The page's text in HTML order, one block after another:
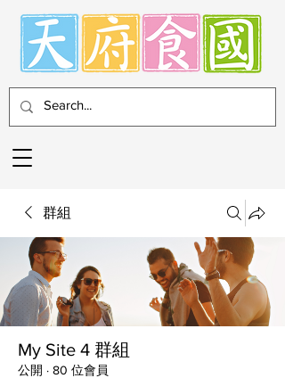
群組
My Site 4 群組
公開 · 80 位會員